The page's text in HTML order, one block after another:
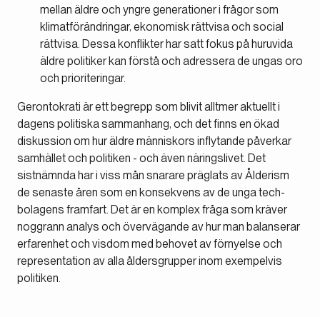
mellan äldre och yngre generationer i frågor som
klimatförändringar, ekonomisk rättvisa och social
rättvisa. Dessa konflikter har satt fokus på huruvida
äldre politiker kan förstå och adressera de ungas oro
och prioriteringar.
Gerontokrati är ett begrepp som blivit alltmer aktuellt i
dagens politiska sammanhang, och det finns en ökad
diskussion om hur äldre människors inflytande påverkar
samhället och politiken - och även näringslivet. Det
sistnämnda har i viss mån snarare präglats av Ålderism
de senaste åren som en konsekvens av de unga tech-
bolagens framfart. Det är en komplex fråga som kräver
noggrann analys och övervägande av hur man balanserar
erfarenhet och visdom med behovet av förnyelse och
representation av alla åldersgrupper inom exempelvis
politiken.